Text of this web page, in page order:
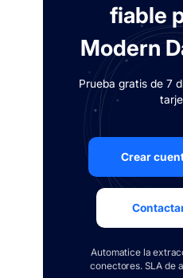
fiable
Modern
Prueba gratis de 7
Crear
Automatice la
conectores. SLA de